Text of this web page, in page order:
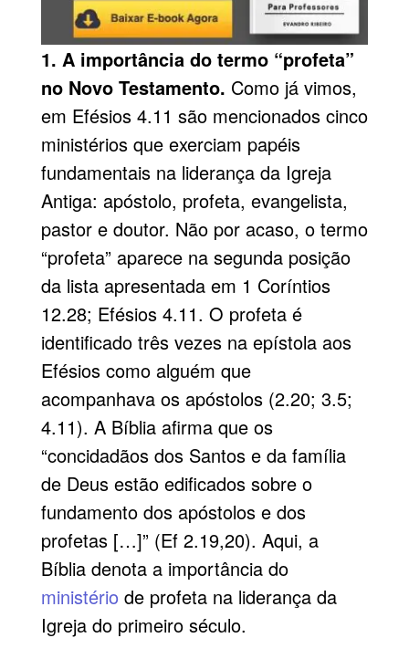
1. A importância do termo “profeta”
no Novo Testamento. Como já vimos,
em Efésios 4.11 são mencionados cinco
ministérios que exerciam papéis
fundamentais na liderança da Igreja
Antiga: apóstolo, profeta, evangelista,
pastor e doutor. Não por acaso, o termo
“profeta” aparece na segunda posição
da lista apresentada em 1 Coríntios
12.28; Efésios 4.11. O profeta é
identificado três vezes na epístola aos
Efésios como alguém que
acompanhava os apóstolos (2.20; 3.5;
4.11). A Bíblia afirma que os
“concidadãos dos Santos e da família
de Deus estão edificados sobre o
fundamento dos apóstolos e dos
profetas […]” (Ef 2.19,20). Aqui, a
Bíblia denota a importância do
ministériode profeta na liderança da
Igreja do primeiro século.